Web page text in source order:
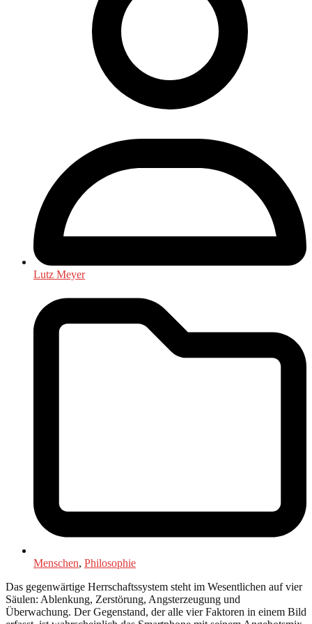
Lutz Meyer
Menschen, Philosophie
Das gegenwärtige Herrschaftssystem steht im Wesentlichen auf vier
Säulen: Ablenkung, Zerstörung, Angsterzeugung und
Überwachung. Der Gegenstand, der alle vier Faktoren in einem Bild